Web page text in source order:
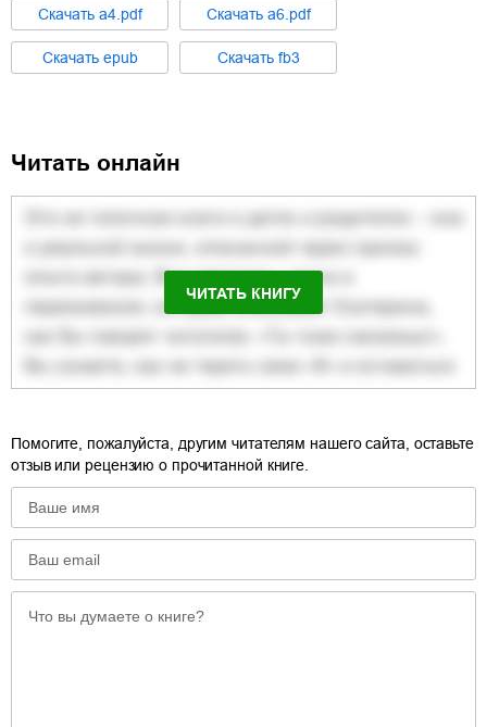
Cкачать a4.pdf Cкачать a6.pdf
Cкачать epub Cкачать fb3
Читать онлайн
ЧИТАТЬ КНИГУ
Помогите, пожалуйста, другим читателям нашего сайта, оставьте
отзыв или рецензию о прочитанной книге.